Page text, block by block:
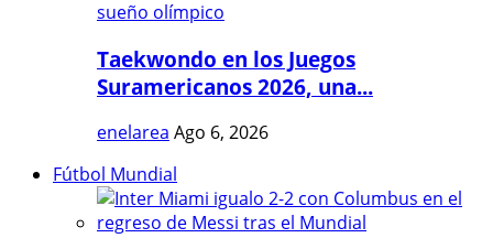
Taekwondo en los Juegos
Suramericanos 2026, una...
enelarea Ago 6, 2026
Fútbol Mundial